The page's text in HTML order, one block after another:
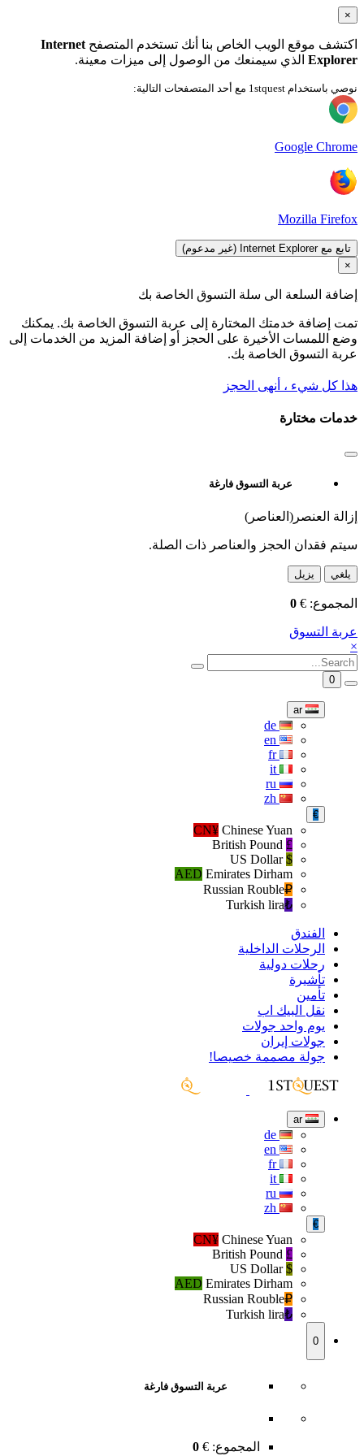
×
اكتشف موقع الويب الخاص بنا أنك تستخدم المتصفح Internet
Explorer الذي سيمنعك من الوصول إلى ميزات معينة.
نوصي باستخدام 1stquest مع أحد المتصفحات التالية:
Google Chrome
Mozilla Firefox
تابع مع Internet Explorer (غير مدعوم)
×
إضافة السلعة الى سلة التسوق الخاصة بك
تمت إضافة خدمتك المختارة إلى عربة التسوق الخاصة بك. يمكنك
وضع اللمسات الأخيرة على الحجز أو إضافة المزيد من الخدمات إلى
عربة التسوق الخاصة بك.
هذا كل شيء ، أنهى الحجز
خدمات مختارة
عربة التسوق فارغة
إزالة العنصر(العناصر)
سيتم فقدان الحجز والعناصر ذات الصلة.
يلغي يزيل
المجموع: €
0
عربة التسوق
×
0
ar
fr
€
CN¥ Chinese Yuan
£
$
US Dollar
AED Emirates Dirham
₽‎
Russian Rouble
₺‎
Turkish lira
الفندق
الرحلات الداخلية
رحلات دولية
تأشيرة
تأمين
نقل البيك اب
يوم واحد جولات
جولات إيران
جولة مصممة خصيصا!
ar
fr
€
CN¥ Chinese Yuan
£
$
US Dollar
AED Emirates Dirham
₽‎
Russian Rouble
₺‎
Turkish lira
0
عربة التسوق فارغة
المجموع: €
0